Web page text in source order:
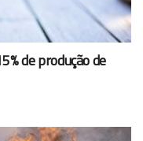
de produção de